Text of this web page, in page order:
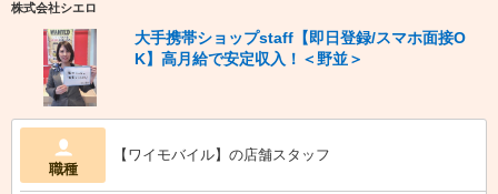
株式会社シエロ
大手携帯ショップstaff【即日登録/スマホ面接O
K】高月給で安定収入！＜野並＞
職種
【ワイモバイル】の店舗スタッフ